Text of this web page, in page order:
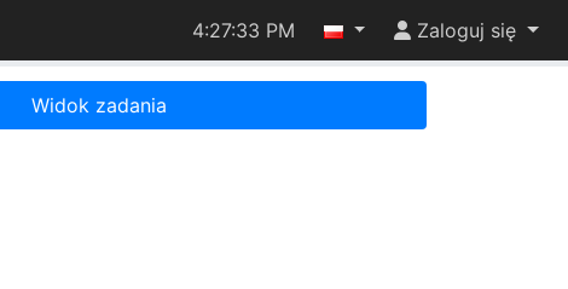
4:27:33 PM Zaloguj się
Widok zadania